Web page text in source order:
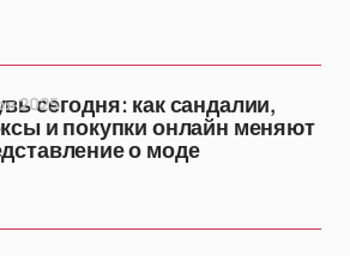
сегодня: как сандалии,
и покупки онлайн меняют
о моде
2025